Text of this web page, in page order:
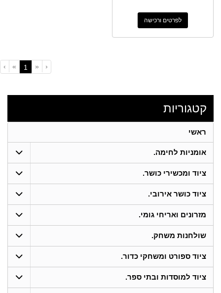
לפרטים ורכישה
‹
«
1
»
›
קטגוריות
ראשי
אומניות לחימה.
ציוד ומכשירי כושר.
ציוד כושר אירובי.
מזרונים ואריחי גומי.
שולחנות משחק.
ציוד ספורט ומשחקי כדור.
ציוד למוסדות ובתי ספר.